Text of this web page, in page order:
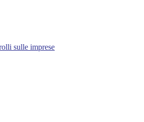
sulle imprese